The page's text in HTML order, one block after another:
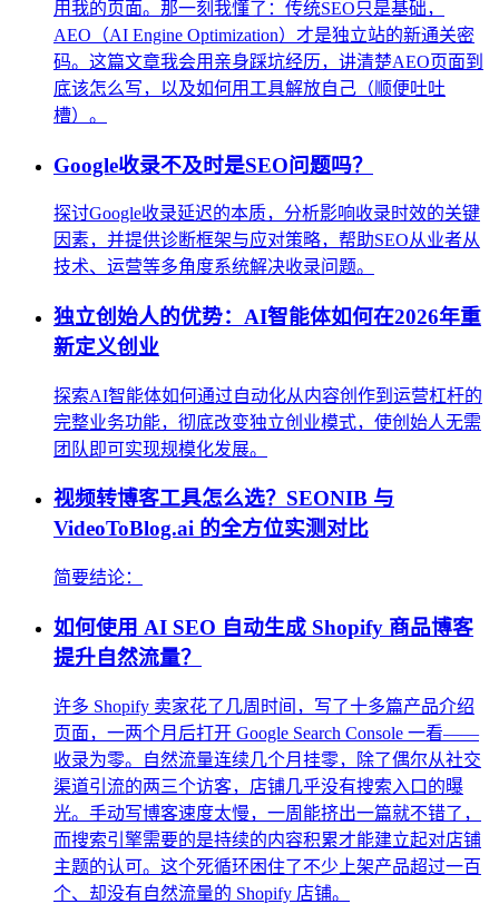
用我的页面。那一刻我懂了：传统SEO只是基础，
AEO（AI Engine Optimization）才是独立站的新通关密
码。这篇文章我会用亲身踩坑经历，讲清楚AEO页面到
底该怎么写，以及如何用工具解放自己（顺便吐吐
槽）。
Google收录不及时是SEO问题吗？
探讨Google收录延迟的本质，分析影响收录时效的关键
因素，并提供诊断框架与应对策略，帮助SEO从业者从
技术、运营等多角度系统解决收录问题。
独立创始人的优势：AI智能体如何在2026年重
新定义创业
探索AI智能体如何通过自动化从内容创作到运营杠杆的
完整业务功能，彻底改变独立创业模式，使创始人无需
团队即可实现规模化发展。
视频转博客工具怎么选？SEONIB 与
VideoToBlog.ai 的全方位实测对比
简要结论：
如何使用 AI SEO 自动生成 Shopify 商品博客
提升自然流量？
许多 Shopify 卖家花了几周时间，写了十多篇产品介绍
页面，一两个月后打开 Google Search Console 一看——
收录为零。自然流量连续几个月挂零，除了偶尔从社交
渠道引流的两三个访客，店铺几乎没有搜索入口的曝
光。手动写博客速度太慢，一周能挤出一篇就不错了，
而搜索引擎需要的是持续的内容积累才能建立起对店铺
主题的认可。这个死循环困住了不少上架产品超过一百
个、却没有自然流量的 Shopify 店铺。